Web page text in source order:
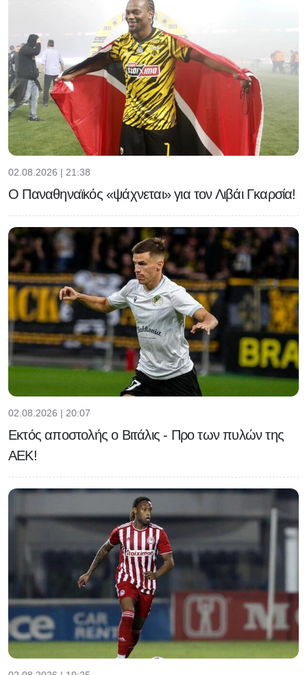
02.08.2026 | 21:38
Ο Παναθηναϊκός «ψάχνεται» για τον Λιβάι Γκαρσία!
02.08.2026 | 20:07
Εκτός αποστολής ο Βιτάλις - Προ των πυλών της
ΑΕΚ!